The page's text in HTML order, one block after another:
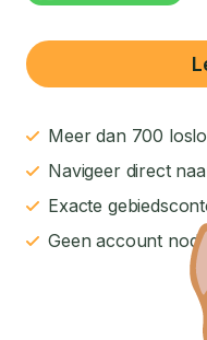
Meer dan 700
Navigeer direct
Exacte
Geen account